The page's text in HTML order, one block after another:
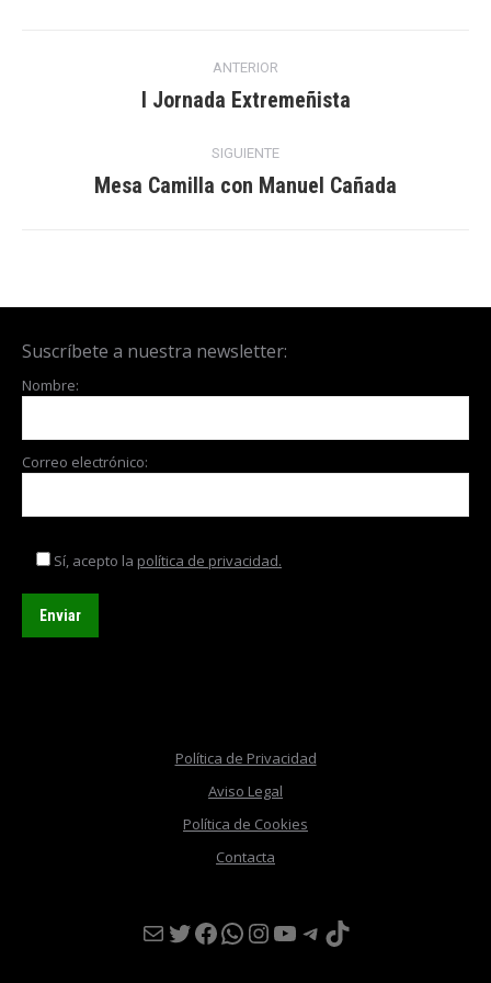
publicaciones
ANTERIOR
Publicación
I Jornada Extremeñista
SIGUIENTE
Publicación
Mesa Camilla con Manuel Cañada
Suscríbete a nuestra newsletter:
Nombre:
Correo electrónico:
Sí, acepto la política de privacidad.
Política de Privacidad
Aviso Legal
Política de Cookies
Contacta
Mail Twitter Facebook WhatsApp InstagramYouTube Telegram TikTok